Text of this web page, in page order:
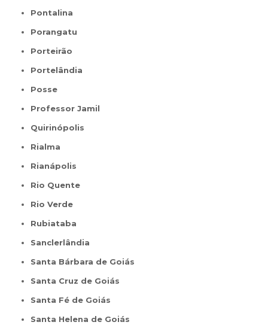
Pontalina
Porangatu
Porteirão
Portelândia
Posse
Professor Jamil
Quirinópolis
Rialma
Rianápolis
Rio Quente
Rio Verde
Rubiataba
Sanclerlândia
Santa Bárbara de Goiás
Santa Cruz de Goiás
Santa Fé de Goiás
Santa Helena de Goiás